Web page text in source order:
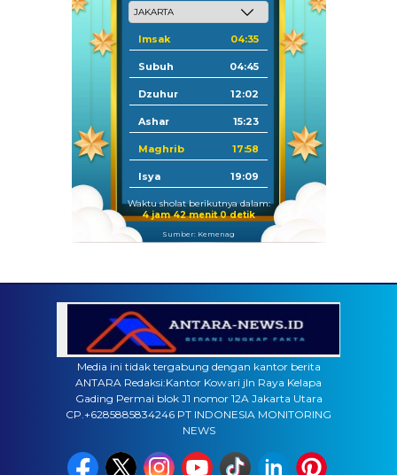
Imsak 04:35
Subuh 04:45
Dzuhur 12:02
Ashar 15:23
Maghrib 17:58
Isya 19:09
Waktu sholat berikutnya dalam:
4 jam 41 menit 59 detik
Sumber: Kemenag
Media ini tidak tergabung dengan kantor berita
ANTARA Redaksi:Kantor Kowari jln Raya Kelapa
Gading Permai blok J1 nomor 12A Jakarta Utara
CP.+6285885834246 PT INDONESIA MONITORING
NEWS